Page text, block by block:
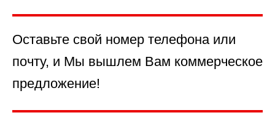
Оставьте свой номер телефона или
почту, и Мы вышлем Вам коммерческое
предложение!